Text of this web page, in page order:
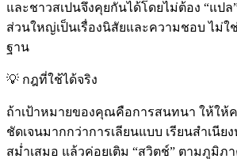
และชาวสเปนจึงคุยกันได้โดยไม่ต้อง “แป
ส่วนใหญ่เป็นเรื่องนิสัยและความชอบ ไม่ใ
ฐาน
💡 กฎที่ใช้ได้จริง
ถ้าเป้าหมายของคุณคือการสนทนา ให้ให้
ชัดเจนมากกว่าการเลียนแบบ เรียนสำเนีย
สม่ำเสมอ แล้วค่อยเติม “สวิตช์” ตามภูมิภาค